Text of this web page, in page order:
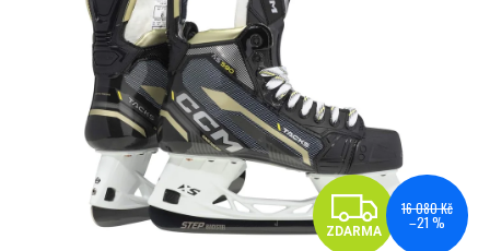
ZDARMA
16 080 Kč
–21 %